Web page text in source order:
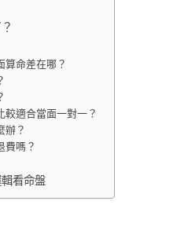
算命差在哪？
較適合當面一對一？
辦？
費嗎？
看命盤